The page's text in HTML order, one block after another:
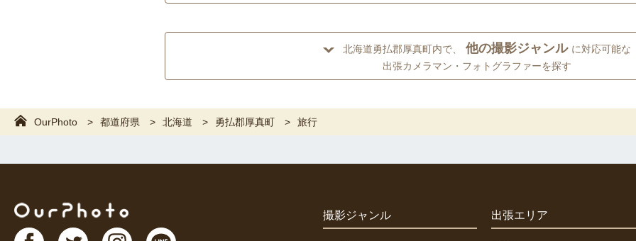
北海道勇払郡厚真町内で、 他の撮影ジャンル に対応可能な
出張カメラマン・フォトグラファーを探す
OurPhoto 都道府県 北海道 勇払郡厚真町 旅行
撮影ジャンル 出張エリア